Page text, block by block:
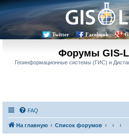
Twitter Facebook
Форумы GIS-
Геоинформационные системы (ГИС) и
FAQ
На главную Список форумов